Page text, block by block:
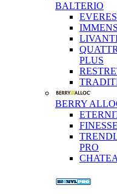
BALTERIO
PLUS
BERRY
FINESSE
PRO